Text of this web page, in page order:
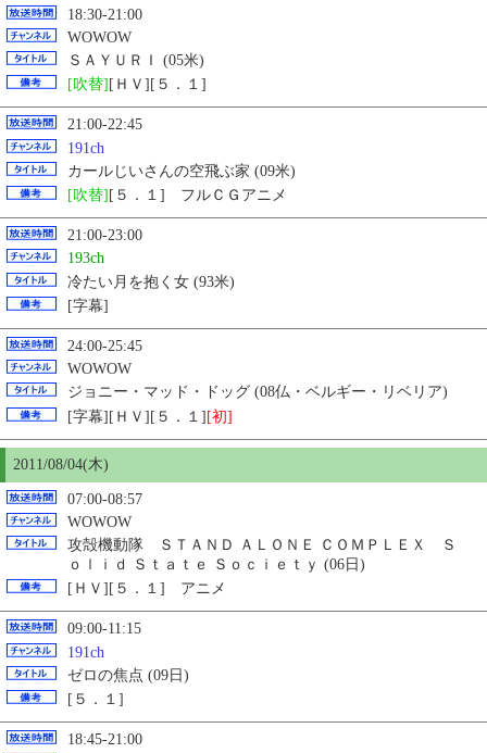
18:30-21:00
WOWOW
ＳＡＹＵＲＩ (05米)
[吹替] [ＨＶ][５．１]
21:00-22:45
191ch
カールじいさんの空飛ぶ家 (09米)
[吹替] [５．１] フルＣＧアニメ
21:00-23:00
193ch
冷たい月を抱く女 (93米)
[字幕]
24:00-25:45
WOWOW
ジョニー・マッド・ドッグ (08仏・ベルギー・リベリア)
[字幕][ＨＶ][５．１][初]
2011/08/04(木)
07:00-08:57
WOWOW
攻殻機動隊 ＳＴＡＮＤ ＡＬＯＮＥ ＣＯＭＰＬＥＸ Ｓ
ｏｌｉｄ Ｓｔａｔｅ Ｓｏｃｉｅｔｙ (06日)
[ＨＶ][５．１] アニメ
09:00-11:15
191ch
ゼロの焦点 (09日)
[５．１]
18:45-21:00